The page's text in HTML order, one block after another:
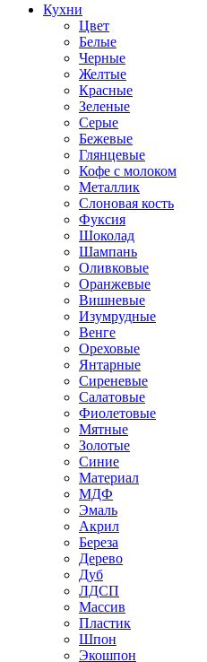
Кухни
Цвет
Белые
Черные
Желтые
Красные
Зеленые
Серые
Бежевые
Глянцевые
Кофе с молоком
Металлик
Слоновая кость
Фуксия
Шоколад
Шампань
Оливковые
Оранжевые
Вишневые
Изумрудные
Венге
Ореховые
Янтарные
Сиреневые
Салатовые
Фиолетовые
Мятные
Золотые
Синие
Материал
МДФ
Эмаль
Акрил
Береза
Дерево
Дуб
ЛДСП
Массив
Пластик
Шпон
Экошпон